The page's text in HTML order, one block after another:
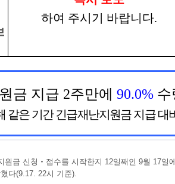
원금 신청‧접수를 시작한지 12일째인 9월 17일
다(9.17. 22시 기준).